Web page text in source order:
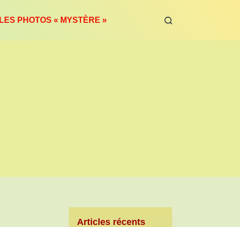
LES PHOTOS « MYSTÈRE »
Articles récents